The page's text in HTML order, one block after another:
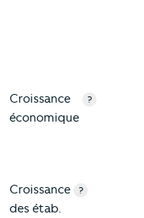
Croissance
économique
?
Croissance
des étab.
?